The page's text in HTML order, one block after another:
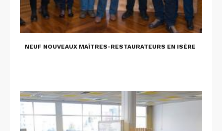
NEUF NOUVEAUX MAÎTRES-RESTAURATEURS EN ISÈRE